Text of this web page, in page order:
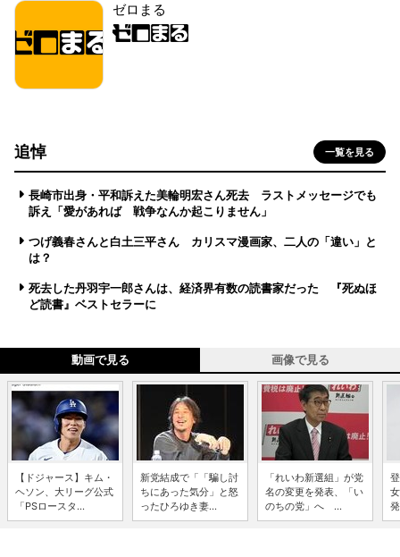
ゼロまる
追悼 一覧を見る
長崎市出身・平和訴えた美輪明宏さん死去 ラストメッセージでも
訴え「愛があれば 戦争なんか起こりません」
つげ義春さんと白土三平さん カリスマ漫画家、二人の「違い」と
は？
死去した丹羽宇一郎さんは、経済界有数の読書家だった 『死ぬほ
ど読書』ベストセラーに
動画で見る 画像で見る
【ドジャース】キム・
ヘソン、大リーグ公式
「PSロースタ...
新党結成で「「騙し討
ちにあった気分」と怒
ったひろゆき妻...
「れいわ新選組」が党
名の変更を発表、「い
のちの党」へ ...